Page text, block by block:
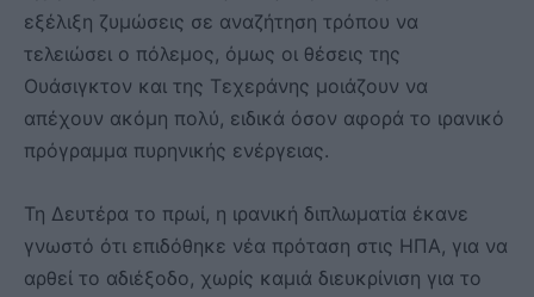
εξέλιξη ζυμώσεις σε αναζήτηση τρόπου να
τελειώσει ο πόλεμος, όμως οι θέσεις της
Ουάσιγκτον και της Τεχεράνης μοιάζουν να
απέχουν ακόμη πολύ, ειδικά όσον αφορά το ιρανικό
πρόγραμμα πυρηνικής ενέργειας.
Τη Δευτέρα το πρωί, η ιρανική διπλωματία έκανε
γνωστό ότι επιδόθηκε νέα πρόταση στις ΗΠΑ, για να
αρθεί το αδιέξοδο, χωρίς καμιά διευκρίνιση για το